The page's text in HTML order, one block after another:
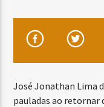
José Jonathan Lima
pauladas ao retornar